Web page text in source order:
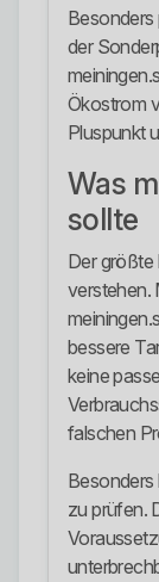
der
Ökostrom
Pluspunkt
Was
sollte
Der größte
verstehen.
bessere
keine
falschen
Besonders
zu prüfen.